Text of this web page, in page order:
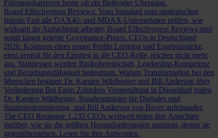
Führungskarrieren heute oft ein fließender Übergang.
Board Effectiveness Reviews: Vom Standard zum strategischen
Impuls Fast alle DAX40- und MDAX-Unternehmen prüfen, wie
wirksam ihr Aufsichtsrat arbeitet; Board Effectiveness Reviews sind
somit längst gelebte Governance-Praxis. CEOs in Deutschland
2026: Konturen eines neuen Profils Leistung und Ergebnisstärke,
einst zentral für den Einstieg in die CEO-Rolle, reichen nicht mehr
aus. Stattdessen werden Risikobereitschaft, Leadership-Kompetenz
und Beziehungsfähigkeit bedeutsam. Warum Transformation bei den
Menschen beginnt: Dr. Karsten Wildberger und Bill Anderson über
Veränderung Bei Egon Zehnders Veranstaltung in Düsseldorf trafen
Dr. Karsten Wildberger, Bundesminister für Digitales und
Staatsmodernisierung, und Bill Anderson von Bayer aufeinander.
The CEO Response 1.235 CEOs weltweit teilen ihre Ansichten
darüber, wie sie die größten Herausforderungen meistern, denen sie
gegenüberstehen. Lesen Sie ihre Antworten.